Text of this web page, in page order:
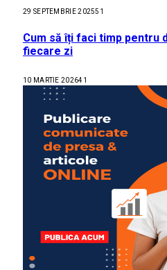
29 SEPTEMBRIE 202551
Cum să îți faci timp pentru
fiecare zi
10 MARTIE 202641